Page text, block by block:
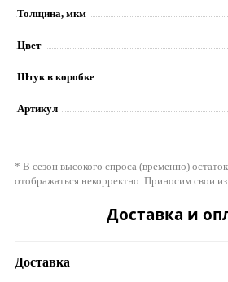
Толщина, мкм
Цвет
Штук в коробке
Артикул
* В сезон высокого спроса (временно)
отображаться некорректно. Приносим свои
Доставка и
Доставка